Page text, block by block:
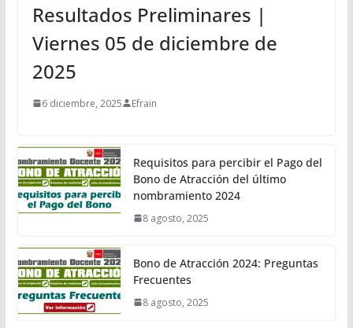
Resultados Preliminares |
Viernes 05 de diciembre de
2025
6 diciembre, 2025 Efrain
Requisitos para percibir el Pago del
Bono de Atracción del último
nombramiento 2024
8 agosto, 2025
Bono de Atracción 2024: Preguntas
Frecuentes
8 agosto, 2025